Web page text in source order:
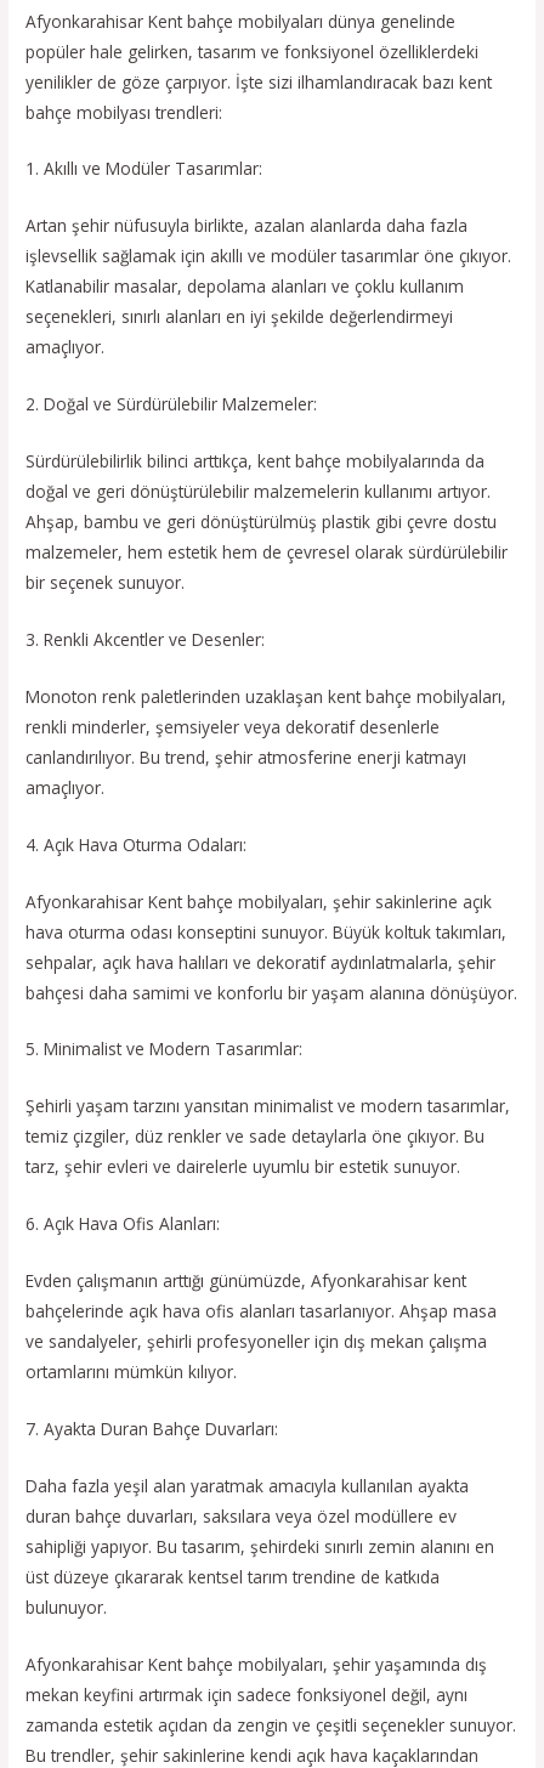
Afyonkarahisar Kent bahçe mobilyaları dünya genelinde
popüler hale gelirken, tasarım ve fonksiyonel özelliklerdeki
yenilikler de göze çarpıyor. İşte sizi ilhamlandıracak bazı kent
bahçe mobilyası trendleri:
1. Akıllı ve Modüler Tasarımlar:
Artan şehir nüfusuyla birlikte, azalan alanlarda daha fazla
işlevsellik sağlamak için akıllı ve modüler tasarımlar öne çıkıyor.
Katlanabilir masalar, depolama alanları ve çoklu kullanım
seçenekleri, sınırlı alanları en iyi şekilde değerlendirmeyi
amaçlıyor.
2. Doğal ve Sürdürülebilir Malzemeler:
Sürdürülebilirlik bilinci arttıkça, kent bahçe mobilyalarında da
doğal ve geri dönüştürülebilir malzemelerin kullanımı artıyor.
Ahşap, bambu ve geri dönüştürülmüş plastik gibi çevre dostu
malzemeler, hem estetik hem de çevresel olarak sürdürülebilir
bir seçenek sunuyor.
3. Renkli Akcentler ve Desenler:
Monoton renk paletlerinden uzaklaşan kent bahçe mobilyaları,
renkli minderler, şemsiyeler veya dekoratif desenlerle
canlandırılıyor. Bu trend, şehir atmosferine enerji katmayı
amaçlıyor.
4. Açık Hava Oturma Odaları:
Afyonkarahisar Kent bahçe mobilyaları, şehir sakinlerine açık
hava oturma odası konseptini sunuyor. Büyük koltuk takımları,
sehpalar, açık hava halıları ve dekoratif aydınlatmalarla, şehir
bahçesi daha samimi ve konforlu bir yaşam alanına dönüşüyor.
5. Minimalist ve Modern Tasarımlar:
Şehirli yaşam tarzını yansıtan minimalist ve modern tasarımlar,
temiz çizgiler, düz renkler ve sade detaylarla öne çıkıyor. Bu
tarz, şehir evleri ve dairelerle uyumlu bir estetik sunuyor.
6. Açık Hava Ofis Alanları:
Evden çalışmanın arttığı günümüzde, Afyonkarahisar kent
bahçelerinde açık hava ofis alanları tasarlanıyor. Ahşap masa
ve sandalyeler, şehirli profesyoneller için dış mekan çalışma
ortamlarını mümkün kılıyor.
7. Ayakta Duran Bahçe Duvarları:
Daha fazla yeşil alan yaratmak amacıyla kullanılan ayakta
duran bahçe duvarları, saksılara veya özel modüllere ev
sahipliği yapıyor. Bu tasarım, şehirdeki sınırlı zemin alanını en
üst düzeye çıkararak kentsel tarım trendine de katkıda
bulunuyor.
Afyonkarahisar Kent bahçe mobilyaları, şehir yaşamında dış
mekan keyfini artırmak için sadece fonksiyonel değil, aynı
zamanda estetik açıdan da zengin ve çeşitli seçenekler sunuyor.
Bu trendler, şehir sakinlerine kendi açık hava kaçaklarından